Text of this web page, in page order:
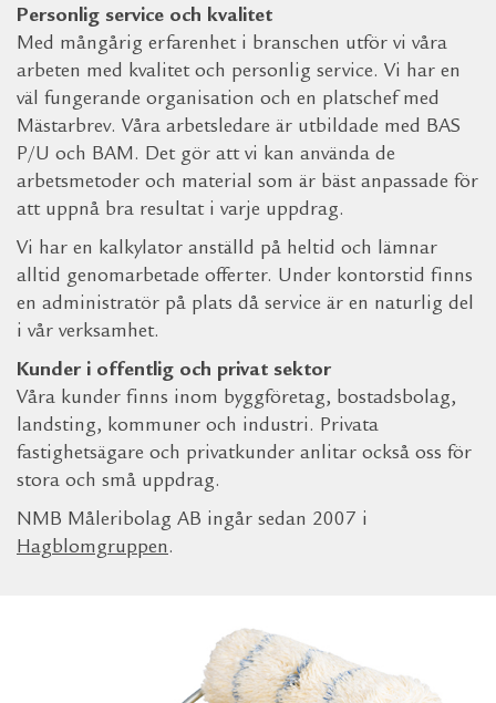
Personlig service och kvalitet
Med mångårig erfarenhet i branschen utför vi våra
arbeten med kvalitet och personlig service. Vi har en
väl fungerande organisation och en platschef med
Mästarbrev. Våra arbetsledare är utbildade med BAS
P/U och BAM. Det gör att vi kan använda de
arbetsmetoder och material som är bäst anpassade för
att uppnå bra resultat i varje uppdrag.
Vi har en kalkylator anställd på heltid och lämnar
alltid genomarbetade offerter. Under kontorstid finns
en administratör på plats då service är en naturlig del
i vår verksamhet.
Kunder i offentlig och privat sektor
Våra kunder finns inom byggföretag, bostadsbolag,
landsting, kommuner och industri. Privata
fastighetsägare och privatkunder anlitar också oss för
stora och små uppdrag.
NMB Måleribolag AB ingår sedan 2007 i
Hagblomgruppen.